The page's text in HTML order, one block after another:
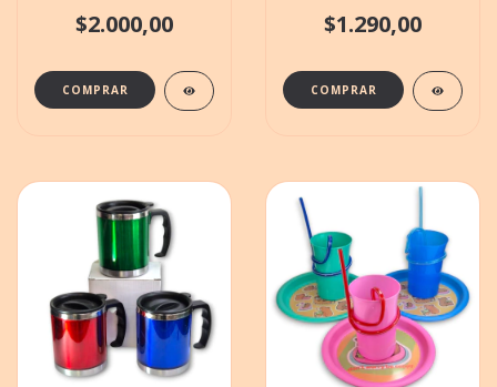
$2.000,00 $1.290,00